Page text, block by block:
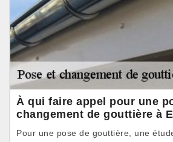
À qui faire appel pour une
changement de gouttière à
Pour une pose de gouttière, une